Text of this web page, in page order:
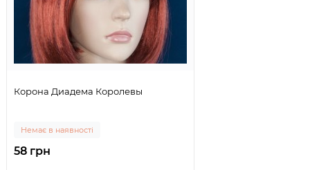
Корона Диадема Королевы
Немає в наявності
58 грн